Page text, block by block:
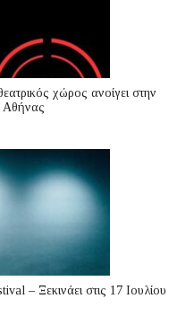
χώρος ανοίγει στην
Αθήνας
– Ξεκινάει στις 17 Ιουλίου